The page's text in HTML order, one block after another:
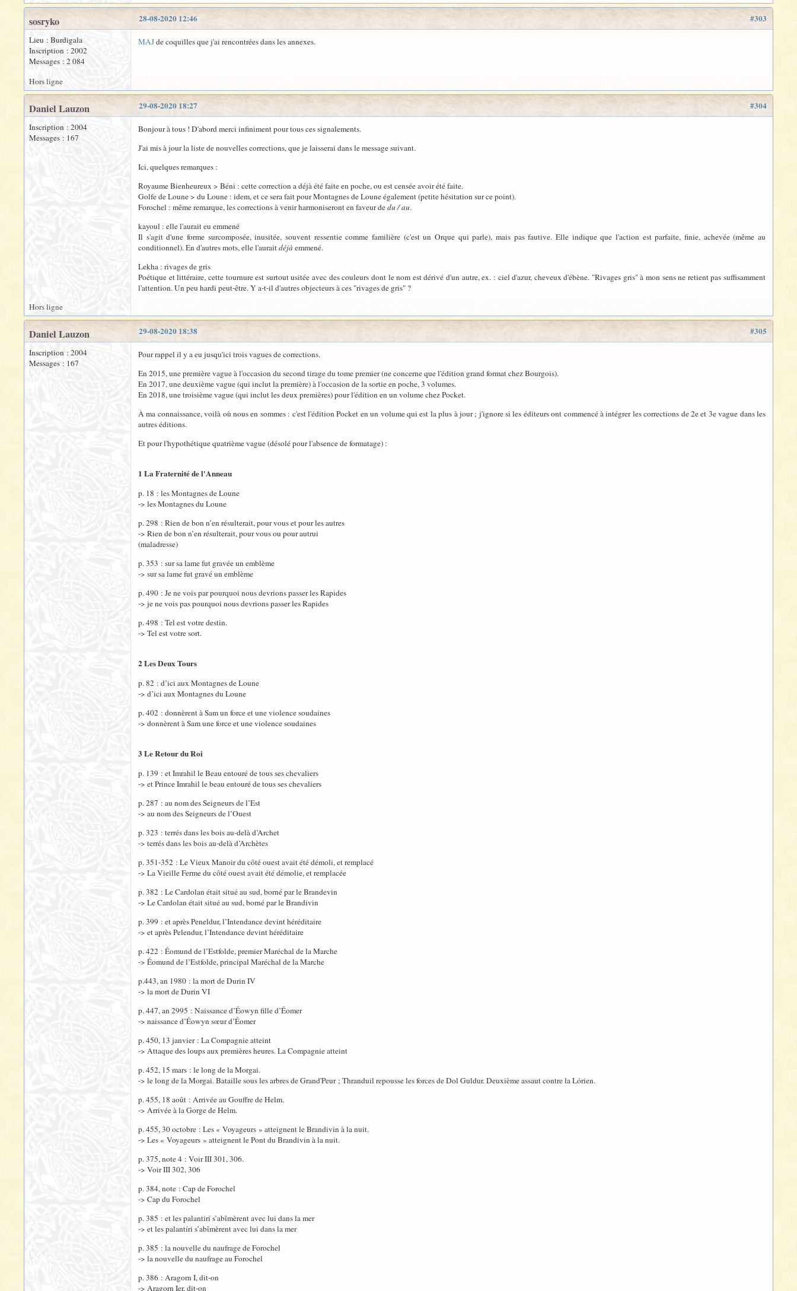
#303
28-08-2020 12:46
sosryko
Lieu : Burdigala
Inscription : 2002
Messages : 2 084
MAJde coquilles que j'ai rencontrées dans les annexes.
Hors ligne
#304
29-08-2020 18:27
Daniel Lauzon
Inscription : 2004
Messages : 167
Bonjour à tous ! D'abord merci infiniment pour tous ces signalements.
J'ai mis à jour la liste de nouvelles corrections, que je laisserai dans le message suivant.
Ici, quelques remarques :
Royaume Bienheureux > Béni : cette correction a déjà été faite en poche, ou est censée avoir été faite.
Golfe de Loune > du Loune : idem, et ce sera fait pour Montagnes de Loune également (petite hésitation sur ce point).
Forochel : même remarque, les corrections à venir harmoniseront en faveur dedu / au.
kayoul : elle l'aurait eu emmené
Il s'agit d'une forme surcomposée, inusitée, souvent ressentie comme familière (c'est un Orque qui parle), mais pas fautive. Elle indique que l'action est parfaite, finie, achevée (même au
conditionnel). En d'autres mots, elle l'auraitdéjà emmené.
Lekha : rivages de gris
Poétique et littéraire, cette tournure est surtout usitée avec des couleurs dont le nom est dérivé d'un autre, ex. : ciel d'azur, cheveux d'ébène. "Rivages gris" à mon sens ne retient pas suffisamment
l'attention. Un peu hardi peut-être. Y a-t-il d'autres objecteurs à ces "rivages de gris" ?
Hors ligne
#305
29-08-2020 18:38
Daniel Lauzon
Inscription : 2004
Messages : 167
Pour rappel il y a eu jusqu'ici trois vagues de corrections.
En 2015, une première vague à l'occasion du second tirage du tome premier (ne concerne que l'édition grand format chez Bourgois).
En 2017, une deuxième vague (qui inclut la première) à l'occasion de la sortie en poche, 3 volumes.
En 2018, une troisième vague (qui inclut les deux premières) pour l'édition en un volume chez Pocket.
À ma connaissance, voilà où nous en sommes : c'est l'édition Pocket en un volume qui est la plus à jour ; j'ignore si les éditeurs ont commencé à intégrer les corrections de 2e et 3e vague dans les
autres éditions.
Et pour l'hypothétique quatrième vague (désolé pour l'absence de formatage) :
1 La Fraternité de l'Anneau
p. 18 : les Montagnes de Loune
-> les Montagnes du Loune
p. 298 : Rien de bon n’en résulterait, pour vous et pour les autres
-> Rien de bon n’en résulterait, pour vous ou pour autrui
(maladresse)
p. 353 : sur sa lame fut gravée un emblème
-> sur sa lame fut gravé un emblème
p. 490 : Je ne vois par pourquoi nous devrions passer les Rapides
-> je ne vois pas pourquoi nous devrions passer les Rapides
p. 498 : Tel est votre destin.
-> Tel est votre sort.
2 Les Deux Tours
p. 82 : d’ici aux Montagnes de Loune
-> d’ici aux Montagnes du Loune
p. 402 : donnèrent à Sam un force et une violence soudaines
-> donnèrent à Sam une force et une violence soudaines
3 Le Retour du Roi
p. 139 : et Imrahil le Beau entouré de tous ses chevaliers
-> et Prince Imrahil le beau entouré de tous ses chevaliers
p. 287 : au nom des Seigneurs de l’Est
-> au nom des Seigneurs de l’Ouest
p. 323 : terrés dans les bois au-delà d’Archet
-> terrés dans les bois au-delà d’Archètes
p. 351-352 : Le Vieux Manoir du côté ouest avait été démoli, et remplacé
-> La Vieille Ferme du côté ouest avait été démolie, et remplacée
p. 382 : Le Cardolan était situé au sud, borné par le Brandevin
-> Le Cardolan était situé au sud, borné par le Brandivin
p. 399 : et après Peneldur, l’Intendance devint héréditaire
-> et après Pelendur, l’Intendance devint héréditaire
p. 422 : Éomund de l’Estfolde, premier Maréchal de la Marche
-> Éomund de l’Estfolde, principal Maréchal de la Marche
p.443, an 1980 : la mort de Durin IV
-> la mort de Durin VI
p. 447, an 2995 : Naissance d’Éowyn fille d’Éomer
-> naissance d’Éowyn sœur d’Éomer
p. 450, 13 janvier : La Compagnie atteint
-> Attaque des loups aux premières heures. La Compagnie atteint
p. 452, 15 mars : le long de la Morgai.
-> le long de la Morgai. Bataille sous les arbres de Grand'Peur ; Thranduil repousse les forces de Dol Guldur. Deuxième assaut contre la Lórien.
p. 455, 18 août : Arrivée au Gouffre de Helm.
-> Arrivée à la Gorge de Helm.
p. 455, 30 octobre : Les « Voyageurs » atteignent le Brandivin à la nuit.
-> Les « Voyageurs » atteignent le Pont du Brandivin à la nuit.
p. 375, note 4 : Voir III 301, 306.
-> Voir III 302, 306
p. 384, note : Cap de Forochel
-> Cap du Forochel
p. 385 : et les palantirí s’abîmèrent avec lui dans la mer
-> et les palantíri s’abîmèrent avec lui dans la mer
p. 385 : la nouvelle du naufrage de Forochel
-> la nouvelle du naufrage au Forochel
p. 386 : Aragorn I, dit-on
-> Aragorn Ier, dit-on